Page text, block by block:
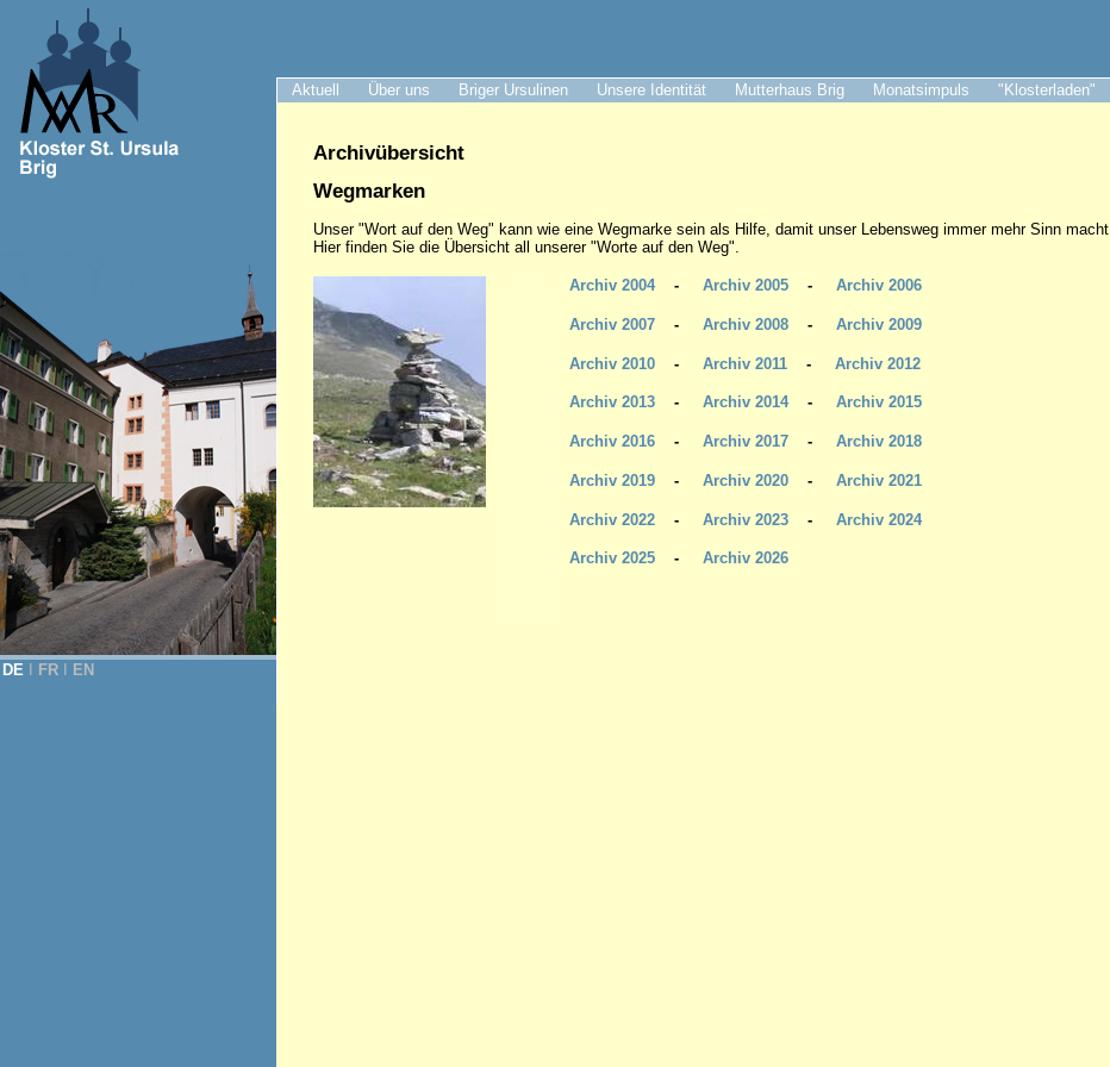
Aktuell Über uns Briger Ursulinen Unsere Identität Mutterhaus Brig Monatsimpuls "Klosterladen"
DE FR EN
Archivübersicht
Wegmarken
Unser "Wort auf den Weg" kann wie eine Wegmarke sein als Hilfe, damit unser Lebensweg immer mehr Sinn macht.
Hier finden Sie die Übersicht all unserer "Worte auf den Weg".
Archiv 2004- Archiv 2005 - Archiv 2006
Archiv 2007 - Archiv 2008 - Archiv 2009
Archiv 2010 - Archiv 2011 - Archiv 2012
Archiv 2013 - Archiv 2014- Archiv 2015
Archiv 2016 - Archiv 2017 - Archiv 2018
Archiv 2019 - Archiv 2020 - Archiv 2021
Archiv 2022 - Archiv 2023 - Archiv 2024
Archiv 2025 - Archiv 2026